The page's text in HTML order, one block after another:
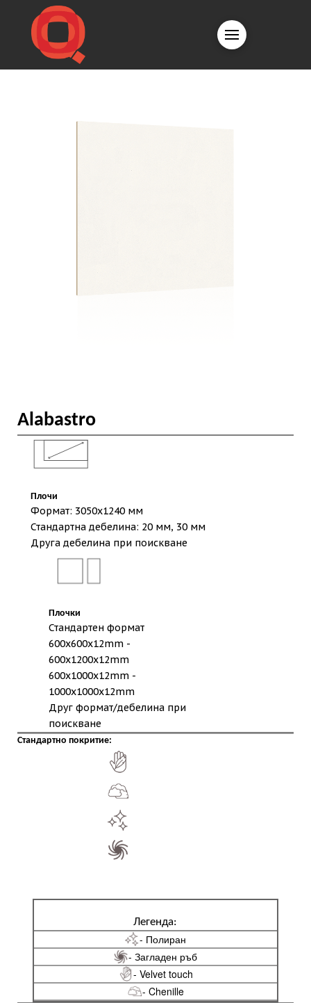
Alabastro
Плочи
Формат: 3050х1240 мм
Стандартна дебелина: 20 мм, 30 мм
Друга дебелина при поискване
Плочки
Стандартен формат
600x600x12mm -
600x1200x12mm
600x1000x12mm -
1000x1000x12mm
Друг формат/дебелина при
поискване
Стандартно покритие:
Легенда:
- Полиран
- Загладен ръб
- Velvet touch
- Chenille